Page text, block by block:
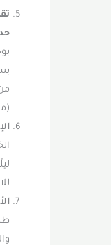
من
(مثل
ليلًا،
طلاء